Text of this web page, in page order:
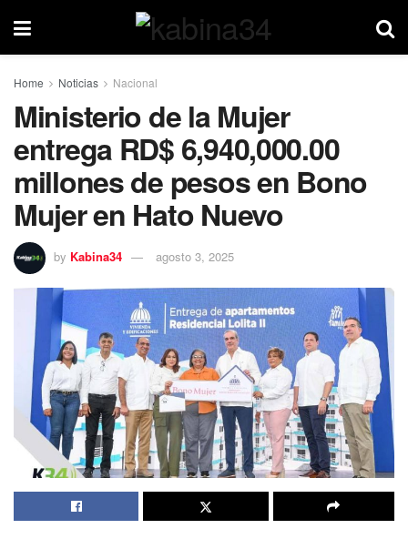
Home Noticias Nacional
Ministerio de la Mujer
entrega RD$ 6,940,000.00
millones de pesos en Bono
Mujer en Hato Nuevo
by Kabina34 agosto 3, 2025